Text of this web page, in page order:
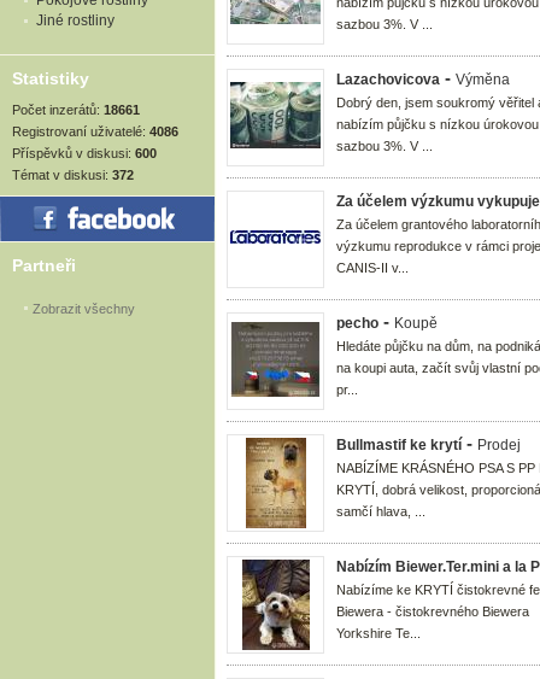
Jiné rostliny
Statistiky
Počet inzerátů: 18661
Registrovaní uživatelé: 4086
Příspěvků v diskusi: 600
Témat v diskusi: 372
Partneři
Zobrazit všechny
sazbou 3%. V ...
Lazachovicova - Výměna
Dobrý den, jsem soukromý věřitel
nabízím půjčku s nízkou úrokovou
sazbou 3%. V ...
Za účelem výzkumu
Za účelem grantového
výzkumu reprodukce v rámci
CANIS-II v...
pecho - Koupě
Hledáte půjčku na dům, na
na koupi auta, začít svůj vlastní
pr...
Bullmastif ke krytí- Prodej
NABÍZÍME KRÁSNÉHO PSA S PP
KRYTÍ, dobrá velikost,
samčí hlava, ...
Nabízím Biewer.Ter.mini a la
Nabízíme ke KRYTÍ čistokrevné
Biewera - čistokrevného Biewera
Yorkshire Te...